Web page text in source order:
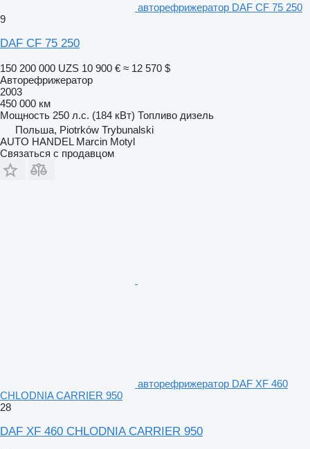
авторефрижератор DAF CF 75 250
9
DAF CF 75 250
150 200 000 UZS 10 900 € ≈ 12 570 $
Авторефрижератор
2003
450 000 км
Мощность 250 л.с. (184 кВт) Топливо дизель
Польша, Piotrków Trybunalski
AUTO HANDEL Marcin Motyl
Связаться с продавцом
авторефрижератор DAF XF 460
CHLODNIA CARRIER 950
28
DAF XF 460 CHLODNIA CARRIER 950